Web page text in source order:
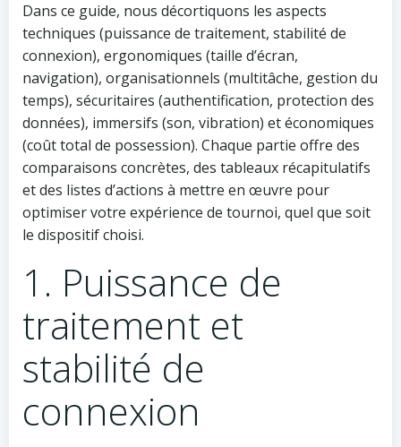
Dans ce guide, nous décortiquons les aspects
techniques (puissance de traitement, stabilité de
connexion), ergonomiques (taille d’écran,
navigation), organisationnels (multitâche, gestion du
temps), sécuritaires (authentification, protection des
données), immersifs (son, vibration) et économiques
(coût total de possession). Chaque partie offre des
comparaisons concrètes, des tableaux récapitulatifs
et des listes d’actions à mettre en œuvre pour
optimiser votre expérience de tournoi, quel que soit
le dispositif choisi.
1. Puissance de
traitement et
stabilité de
connexion